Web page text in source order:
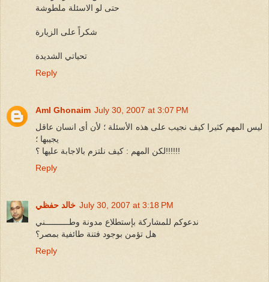
حتى لو الاسئلة ملطوشة
شكراً على الزيارة
تحياتي الشديدة
Reply
Aml Ghonaim July 30, 2007 at 3:07 PM
ليس المهم كثيرا كيف نجيب على هذه الأسئلة ؛ لأن أى انسان عاقل
يجيبها ؛
لكن المهم : كيف نلتزم بالاجابة عليها ؟!!!!!!
Reply
خالد حفظي July 30, 2007 at 3:18 PM
ندعوكم للمشاركة بإستطلاع مدونة وطــــــــــني
هل تؤمن بوجود فتنة طائفية بمصر؟
Reply